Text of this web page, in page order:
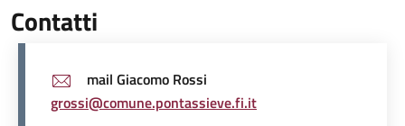
Contatti
mail Giacomo Rossi
grossi@comune.pontassieve.fi.it